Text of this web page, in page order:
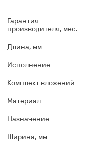
Гарантия
производителя, мес.
Длина, мм
Исполнение
Комплект вложений
Материал
Назначение
Ширина, мм